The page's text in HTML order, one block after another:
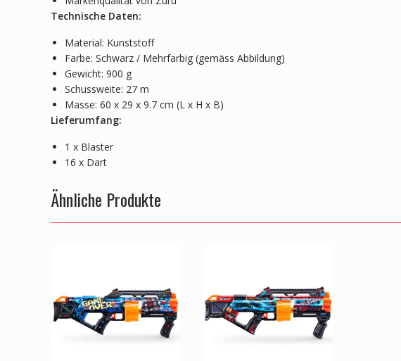
Technische Daten:
Material: Kunststoff
Farbe: Schwarz / Mehrfarbig (gemäss Abbildung)
Gewicht: 900 g
Schussweite: 27 m
Masse: 60 x 29 x 9.7 cm (L x H x B)
Lieferumfang:
1 x Blaster
16 x Dart
Ähnliche Produkte